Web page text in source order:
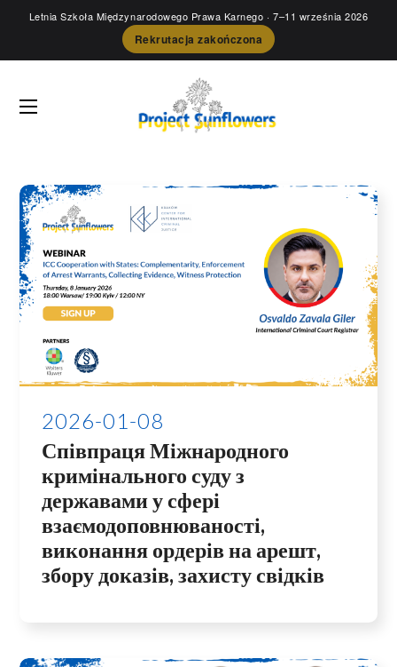
Letnia Szkoła Międzynarodowego Prawa Karnego · 7–11 września 2026
Rekrutacja zakończona
2026-01-08
Співпраця Міжнародного
кримінального суду з
державами у сфері
взаємодоповнюваності,
виконання ордерів на арешт,
збору доказів, захисту свідків